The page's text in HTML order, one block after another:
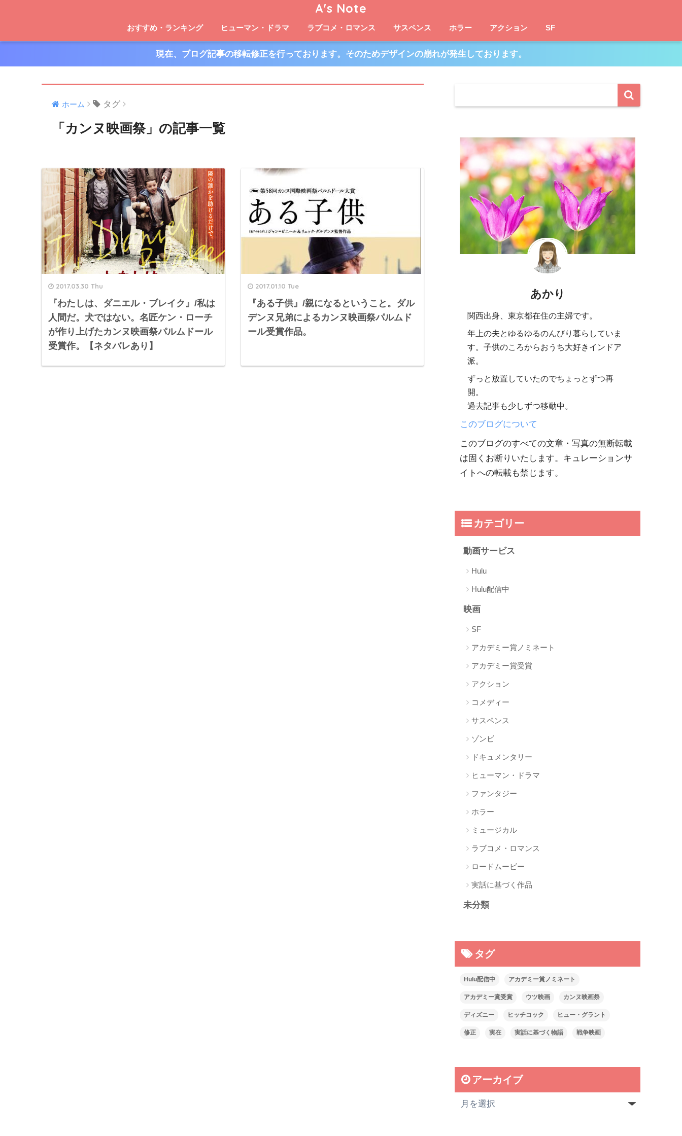
A's Note
おすすめ・ランキング ヒューマン・ドラマ ラブコメ・ロマンス サスペンス ホラー アクション SF
現在、ブログ記事の移転修正を行っております。そのためデザインの崩れが発生しております。
ホーム タグ
「カンヌ映画祭」の記事一覧
2017.03.30 Thu
『わたしは、ダニエル・ブレイク』/私は
人間だ。犬ではない。名匠ケン・ローチ
が作り上げたカンヌ映画祭パルムドール
受賞作。【ネタバレあり】
2017.01.10 Tue
『ある子供』/親になるということ。ダル
デンヌ兄弟によるカンヌ映画祭パルムド
ール受賞作品。
あかり
関西出身、東京都在住の主婦です。
年上の夫とゆるゆるのんびり暮らしていま
す。子供のころからおうち大好きインドア
派。
ずっと放置していたのでちょっとずつ再
開。
過去記事も少しずつ移動中。
このブログについて
このブログのすべての文章・写真の無断転載
は固くお断りいたします。キュレーションサ
イトへの転載も禁じます。
カテゴリー
動画サービス
Hulu
Hulu配信中
映画
SF
アカデミー賞ノミネート
アカデミー賞受賞
アクション
コメディー
サスペンス
ゾンビ
ドキュメンタリー
ヒューマン・ドラマ
ファンタジー
ホラー
ミュージカル
ラブコメ・ロマンス
ロードムービー
実話に基づく作品
未分類
タグ
Hulu配信中 アカデミー賞ノミネート
アカデミー賞受賞 ウツ映画 カンヌ映画祭
ディズニー ヒッチコック ヒュー・グラント
修正 実在 実話に基づく物語 戦争映画
アーカイブ